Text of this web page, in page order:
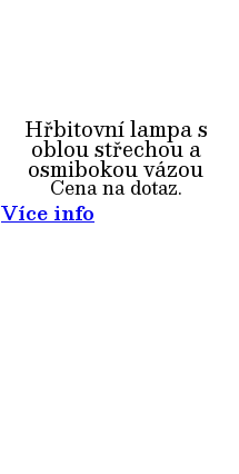
Hřbitovní lampa s
oblou střechou a
osmibokou vázou
Cena na dotaz.
Více info